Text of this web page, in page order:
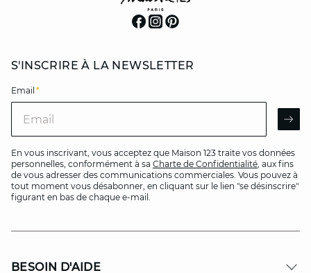
S'INSCRIRE À LA NEWSLETTER
Email *
En vous inscrivant, vous acceptez que Maison 123 traite vos données
personnelles, conformément à sa Charte de Confidentialité, aux fins
de vous adresser des communications commerciales. Vous pouvez à
tout moment vous désabonner, en cliquant sur le lien "se désinscrire"
figurant en bas de chaque e-mail.
BESOIN D'AIDE